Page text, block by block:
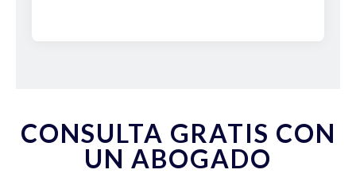
CONSULTA GRATIS CON
UN ABOGADO